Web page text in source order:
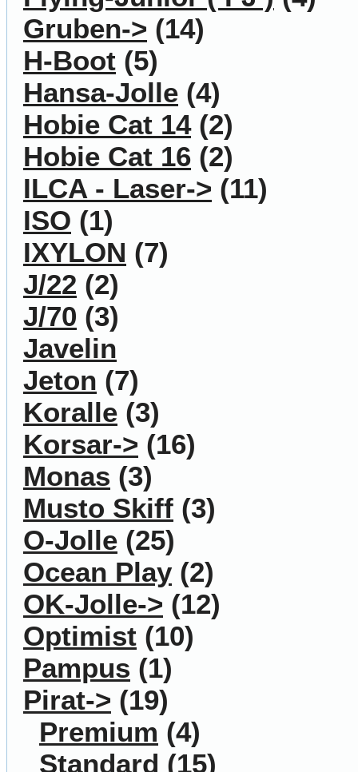
Gruben-> (14)
H-Boot (5)
Hansa-Jolle (4)
Hobie Cat 14(2)
Hobie Cat 16 (2)
ILCA - Laser-> (11)
ISO (1)
IXYLON (7)
J/22 (2)
J/70 (3)
Javelin
Jeton (7)
Koralle (3)
Korsar-> (16)
Monas (3)
Musto Skiff (3)
O-Jolle (25)
Ocean Play (2)
OK-Jolle-> (12)
Optimist (10)
Pampus (1)
Pirat-> (19)
Premium (4)
Standard (15)